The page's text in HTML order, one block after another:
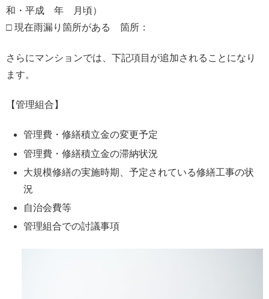
和・平成 年 月頃）
□ 現在雨漏り箇所がある 箇所：
さらにマンションでは、下記項目が追加されることになり
ます。
【管理組合】
管理費・修繕積立金の変更予定
管理費・修繕積立金の滞納状況
大規模修繕の実施時期、予定されている修繕工事の状
況
自治会費等
管理組合での討議事項